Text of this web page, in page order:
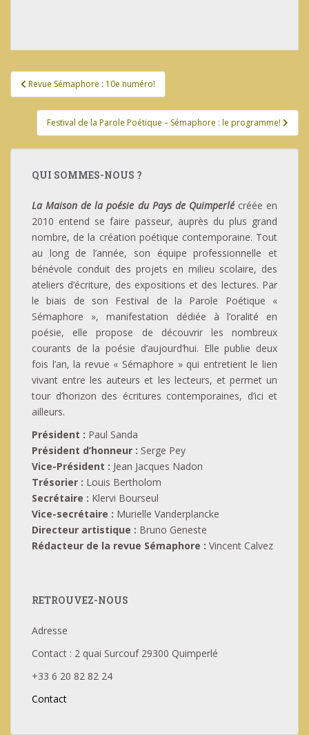
Navigation
de
l’article
Revue Sémaphore : 10e numéro!
Festival de la Parole Poétique – Sémaphore : le programme!
QUI SOMMES-NOUS ?
La Maison de la poésie du Pays de Quimperlécréée en
2010 entend se faire passeur, auprès du plus grand
nombre, de la création poétique contemporaine. Tout
au long de l’année, son équipe professionnelle et
bénévole conduit des projets en milieu scolaire, des
ateliers d’écriture, des expositions et des lectures. Par
le biais de son Festival de la Parole Poétique «
Sémaphore », manifestation dédiée à l’oralité en
poésie, elle propose de découvrir les nombreux
courants de la poésie d’aujourd’hui. Elle publie deux
fois l’an, la revue « Sémaphore » qui entretient le lien
vivant entre les auteurs et les lecteurs, et permet un
tour d’horizon des écritures contemporaines, d’ici et
ailleurs.
Président : Paul Sanda
Président d’honneur : Serge Pey
Vice-Président : Jean Jacques Nadon
Trésorier : Louis Bertholom
Secrétaire : Klervi Bourseul
Vice-secrétaire : Murielle Vanderplancke
Directeur artistique : Bruno Geneste
Rédacteur de la revue Sémaphore : Vincent Calvez
RETROUVEZ-NOUS
Adresse
Contact : 2 quai Surcouf 29300 Quimperlé
+33 6 20 82 82 24
Contact